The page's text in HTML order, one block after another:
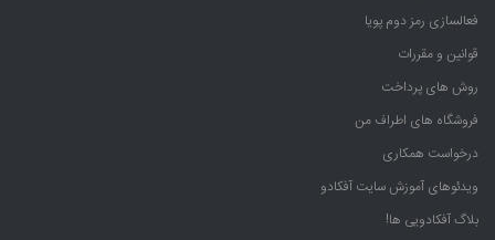
فعالسازی رمز دوم پویا
قوانین و مقررات
روش های پرداخت
فروشگاه های اطراف من
درخواست همکاری
ویدئوهای آموزش سایت آفکادو
بلاگ آفکادویی ها!